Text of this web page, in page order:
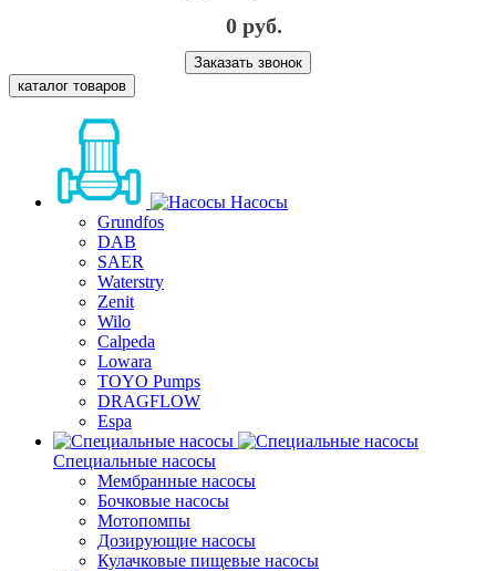
0 руб.
Заказать звонок
каталог товаров
Насосы
Grundfos
DAB
SAER
Waterstry
Zenit
Wilo
Calpeda
Lowara
TOYO Pumps
DRAGFLOW
Espa
Специальные насосы
Мембранные насосы
Бочковые насосы
Мотопомпы
Дозирующие насосы
Кулачковые пищевые насосы